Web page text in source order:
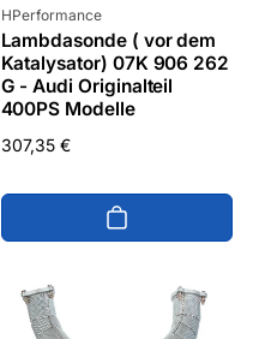
Anbieter:
HPerformance
Lambdasonde ( vor dem
Katalysator) 07K 906 262
G - Audi Originalteil
400PS Modelle
Normaler
307,35 €